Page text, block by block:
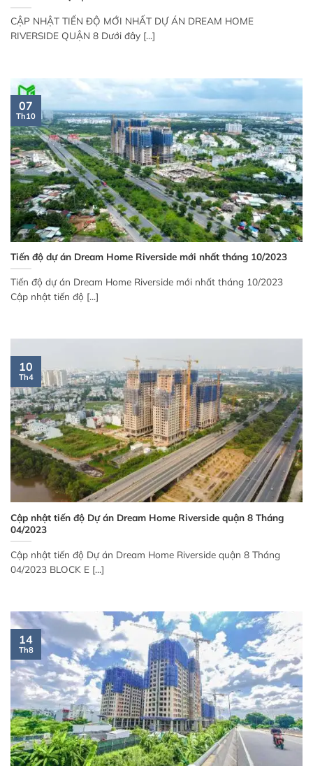
CẬP NHẬT TIẾN ĐỘ MỚI NHẤT DỰ ÁN DREAM HOME
RIVERSIDE QUẬN 8 Dưới đây [...]
Tiến độ dự án Dream Home Riverside mới nhất tháng 10/2023
Tiến độ dự án Dream Home Riverside mới nhất tháng 10/2023
Cập nhật tiến độ [...]
07
Th10
Cập nhật tiến độ Dự án Dream Home Riverside quận 8 Tháng
04/2023
Cập nhật tiến độ Dự án Dream Home Riverside quận 8 Tháng
04/2023 BLOCK E [...]
10
Th4
14
Th8